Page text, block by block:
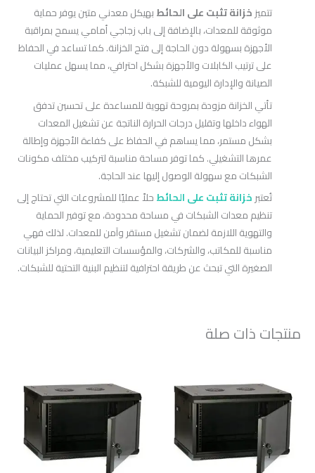
تتميزخزانة تثبت على الحائطبهيكل معدني متين يوفر حماية
موثوقة للمعدات، بالإضافة إلى باب زجاجي أمامي يسمح بمراقبة
الأجهزة بسهولة دون الحاجة إلى فتح الخزانة. كما تساعد في الحفاظ
على ترتيب الكابلات والأجهزة بشكل احترافي، مما يسهل عمليات
الصيانة والإدارة اليومية للشبكة.
تأتي الخزانة مزودة بمروحة تهوية للمساعدة على تحسين تدفق
الهواء داخلها وتقليل درجات الحرارة الناتجة عن تشغيل المعدات
بشكل مستمر، مما يساهم في الحفاظ على كفاءة الأجهزة وإطالة
عمرها التشغيلي. كما توفر مساحة مناسبة لتركيب مختلف مكونات
الشبكات مع سهولة الوصول إليها عند الحاجة.
تُعتبرخزانة تثبت على الحائطحلاً عمليًا للمشروعات التي تحتاج إلى
تنظيم معدات الشبكات في مساحة محدودة، مع توفير الحماية
والتهوية اللازمة لضمان تشغيل مستقر وآمن للمعدات. لذلك فهي
مناسبة للمكاتب، والشركات، والمؤسسات التعليمية، ومراكز البيانات
الصغيرة التي تبحث عن طريقة احترافية لتنظيم البنية التحتية للشبكات.
منتجات ذات صلة